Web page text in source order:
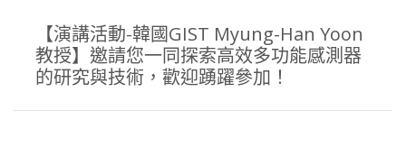
【演講活動-韓國GIST Myung-Han Yoon
教授】邀請您一同探索高效多功能感測器
的研究與技術，歡迎踴躍參加！